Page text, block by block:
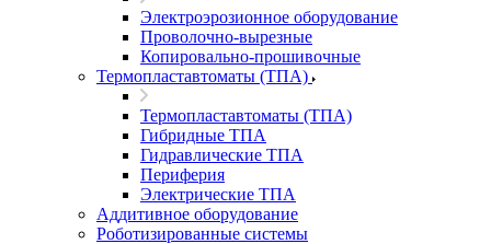
Электроэрозионное оборудование
Проволочно-вырезные
Копировально-прошивочные
Термопластавтоматы (ТПА)
Термопластавтоматы (ТПА)
Гибридные ТПА
Гидравлические ТПА
Периферия
Электрические ТПА
Аддитивное оборудование
Роботизированные системы